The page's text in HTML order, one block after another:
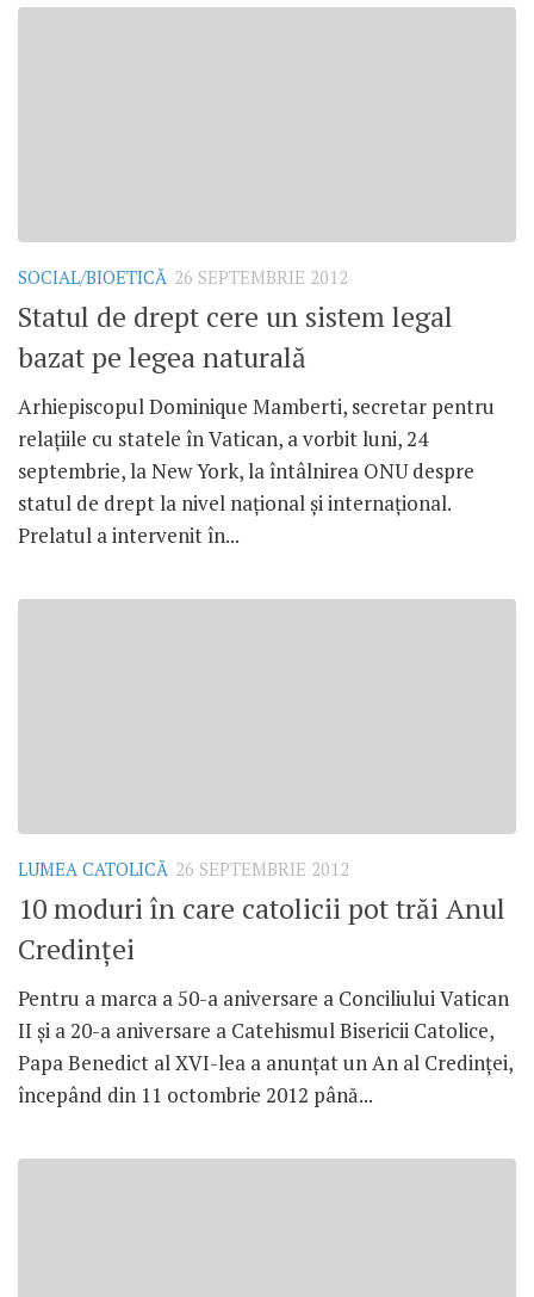
SOCIAL/BIOETICĂ 26 SEPTEMBRIE 2012
Statul de drept cere un sistem legal
bazat pe legea naturală
Arhiepiscopul Dominique Mamberti, secretar pentru
relaţiile cu statele în Vatican, a vorbit luni, 24
septembrie, la New York, la întâlnirea ONU despre
statul de drept la nivel naţional şi internaţional.
Prelatul a intervenit în...
LUMEA CATOLICĂ 26 SEPTEMBRIE 2012
10 moduri în care catolicii pot trăi Anul
Credinţei
Pentru a marca a 50-a aniversare a Conciliului Vatican
II şi a 20-a aniversare a Catehismul Bisericii Catolice,
Papa Benedict al XVI-lea a anunţat un An al Credinţei,
începând din 11 octombrie 2012 până...